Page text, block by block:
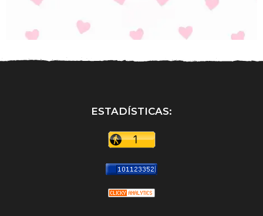
ESTADÍSTICAS: